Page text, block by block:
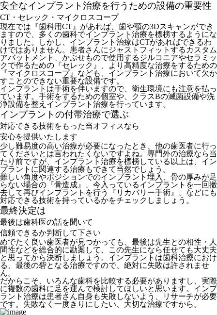
安全なインプラント治療を行うための設備の重要性
CT・セレック・マイクロスコープ
現在では『歯科用CT』があれば、歯や顎の3Dスキャンができ
ますので、多くの歯科でインプラント治療を標榜するようにな
りました。しかし、インプラント治療はCTがあればできるわ
けではありません。患者さんにジャストフィットするカスタム
アバットメント、かぶせもので使用するジルコニアやセラミッ
クで作るための『セレック』、より高精度な治療をするための
『マイクロスコープ』なども、インプラント治療において欠か
すことのできない重要な設備です。
インプラントは手術を伴いますので、衛生環境にも注意を払っ
ています。手術をするための個室や、クラスBの滅菌設備や洗
浄設備を整えインプラント治療を行っています。
インプラントの付帯治療で選ぶ
対応できる技術をもった当オフィスなら
安心を提供いたします
少し難易度の高い治療が必要になったとき、他の歯医者に行っ
てくださいとは言われたくないですよね。専門外の治療なら当
たり前ですが、インプラント治療を標榜している以上は、イン
プラントに関連する治療もできて当然でしょう。
難しい角度やポジションでのインプラント埋入、骨の厚みが足
らない場合の『骨造成』、今入っているインプラントを一回撤
去して再びインプラントを行う『リカバリー手術』、などにも
対応できる技術を持っているかをチェックしましょう。
最終決定は
最後は歯科医の話を聞いて
信頼できるか判断して下さい
めでたく良い歯医者が見つかっても、最後は先生との相性・人
間性などを総合的に勘案して、この先生になら任せても大丈夫
と思ってから決断しましょう。インプラントは歯科治療におけ
る、最後の砦となる治療ですので、絶対に失敗は許されませ
ん。
だからこそ、いろんな歯科を比較する必要がありますし、実際
に複数の歯科に足を運んで検討してほしいと思います。インプ
ラント治療は患者さん自身も失敗しないよう、リサーチが必要
です。失敗なく一度きりにしたい、大切な治療ですから。